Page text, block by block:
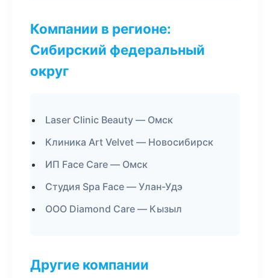
Компании в регионе:
Сибирский федеральный
округ
Laser Clinic Beauty — Омск
Клиника Art Velvet — Новосибирск
ИП Face Care — Омск
Студия Spa Face — Улан-Удэ
ООО Diamond Care — Кызыл
Другие компании